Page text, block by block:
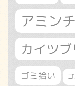
アミン
カイツ
ゴミ拾い